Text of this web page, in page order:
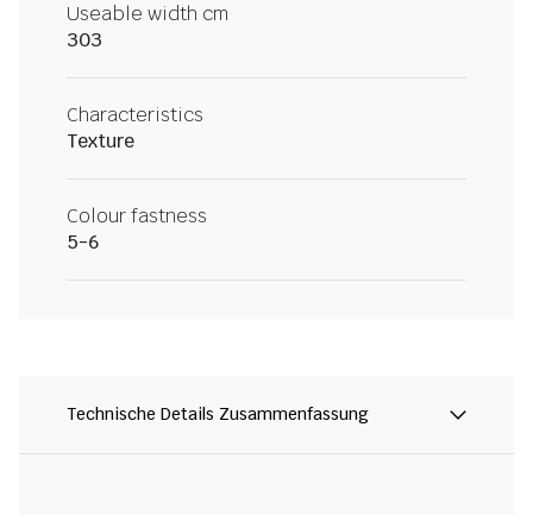
Useable width cm
303
Characteristics
Texture
Colour fastness
5-6
Technische Details Zusammenfassung